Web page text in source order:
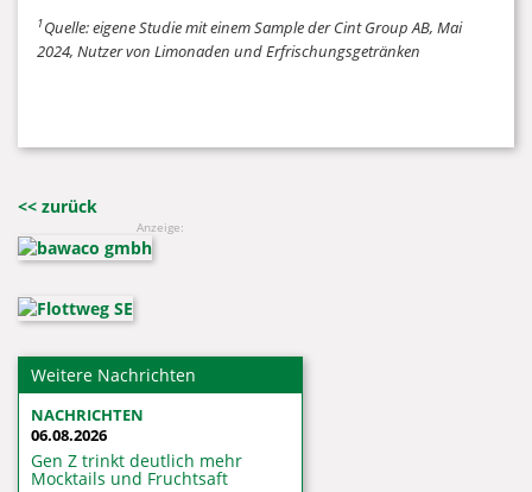
1Quelle: eigene Studie mit einem Sample der Cint Group AB, Mai
2024, Nutzer von Limonaden und Erfrischungsgetränken
<< zurück
Anzeige:
Weitere Nachrichten
NACHRICHTEN
06.08.2026
Gen Z trinkt deutlich mehr
Mocktails und Fruchtsaft